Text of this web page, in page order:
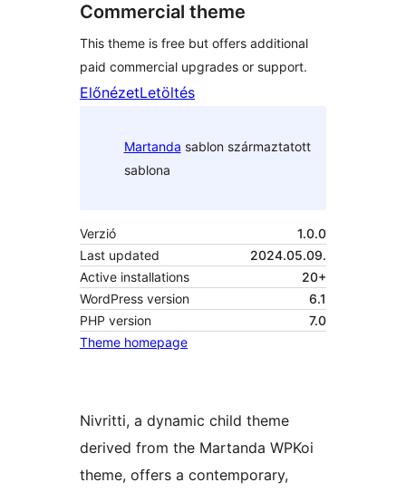
Commercial theme
This theme is free but offers additional
paid commercial upgrades or support.
ElőnézetLetöltés
Martanda sablon származtatott
sablona
Verzió
1.0.0
Last updated
2024.05.09.
Active installations
20+
WordPress version
6.1
PHP version
7.0
Theme homepage
Nivritti, a dynamic child theme
derived from the Martanda WPKoi
theme, offers a contemporary,